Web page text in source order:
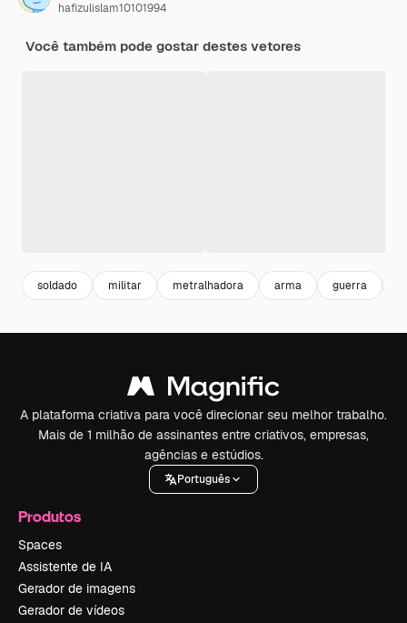
hafizulislam10101994
Você também pode gostar destes vetores
soldado militar metralhadora arma guerra
A plataforma criativa para você direcionar seu melhor trabalho.
Mais de 1 milhão de assinantes entre criativos, empresas,
agências e estúdios.
Português
Produtos
Spaces
Assistente de IA
Gerador de imagens
Gerador de vídeos